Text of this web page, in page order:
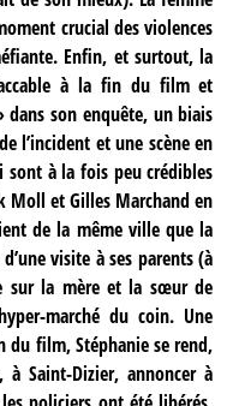
crucial des violences
Enfin, et surtout, la
à la fin du film et
dans son enquête, un biais
l’incident et une scène en
à la fois peu crédibles
Moll et Gilles Marchand en
de la même ville que la
visite à ses parents (à
sur la mère et la sœur de
marché du coin. Une
du film, Stéphanie se rend,
Saint-Dizier, annoncer à